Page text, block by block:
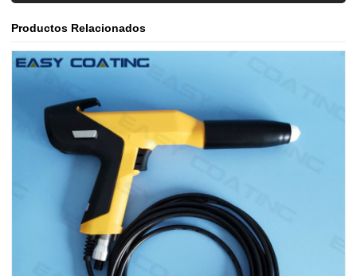
Productos Relacionados